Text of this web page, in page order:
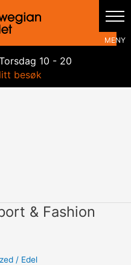
10 - 20
besøk
& Fashion
/ Edel